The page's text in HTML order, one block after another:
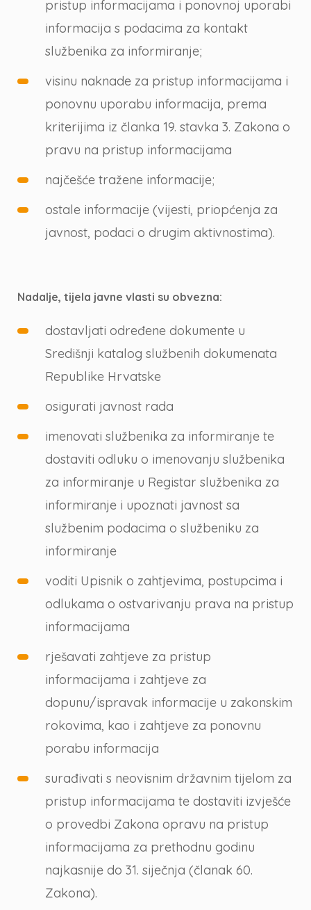
pristup informacijama i ponovnoj uporabi
informacija s podacima za kontakt
službenika za informiranje;
visinu naknade za pristup informacijama i
ponovnu uporabu informacija, prema
kriterijima iz članka 19. stavka 3. Zakona o
pravu na pristup informacijama
najčešće tražene informacije;
ostale informacije (vijesti, priopćenja za
javnost, podaci o drugim aktivnostima).
Nadalje, tijela javne vlasti su obvezna:
dostavljati određene dokumente u
Središnji katalog službenih dokumenata
Republike Hrvatske
osigurati javnost rada
imenovati službenika za informiranje te
dostaviti odluku o imenovanju službenika
za informiranje u Registar službenika za
informiranje i upoznati javnost sa
službenim podacima o službeniku za
informiranje
voditi Upisnik o zahtjevima, postupcima i
odlukama o ostvarivanju prava na pristup
informacijama
rješavati zahtjeve za pristup
informacijama i zahtjeve za
dopunu/ispravak informacije u zakonskim
rokovima, kao i zahtjeve za ponovnu
porabu informacija
surađivati s neovisnim državnim tijelom za
pristup informacijama te dostaviti izvješće
o provedbi Zakona opravu na pristup
informacijama za prethodnu godinu
najkasnije do 31. siječnja (članak 60.
Zakona).